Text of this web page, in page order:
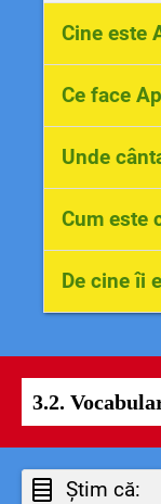
Cine este
Apolodor
Ce face
El cântă la
Unde
Apolodor
Cum este
Costumul
De cine îi
Labrador.
3.2.
Știm că: